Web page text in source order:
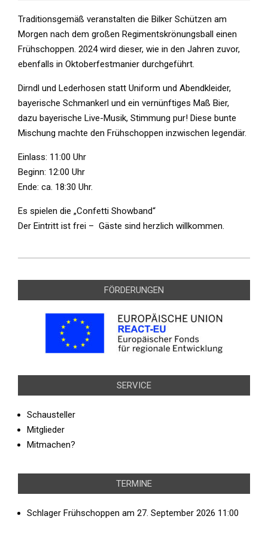
Traditionsgemäß veranstalten die Bilker Schützen am
Morgen nach dem großen Regimentskrönungsball einen
Frühschoppen. 2024 wird dieser, wie in den Jahren zuvor,
ebenfalls in Oktoberfestmanier durchgeführt.
Dirndl und Lederhosen statt Uniform und Abendkleider,
bayerische Schmankerl und ein vernünftiges Maß Bier,
dazu bayerische Live-Musik, Stimmung pur! Diese bunte
Mischung machte den Frühschoppen inzwischen legendär.
Einlass: 11:00 Uhr
Beginn: 12:00 Uhr
Ende: ca. 18:30 Uhr.
Es spielen die „Confetti Showband“
Der Eintritt ist frei – Gäste sind herzlich willkommen.
08-
FÖRDERUNGEN
SERVICE
Schausteller
Mitglieder
Mitmachen?
TERMINE
Schlager Frühschoppen am 27. September 2026 11:00